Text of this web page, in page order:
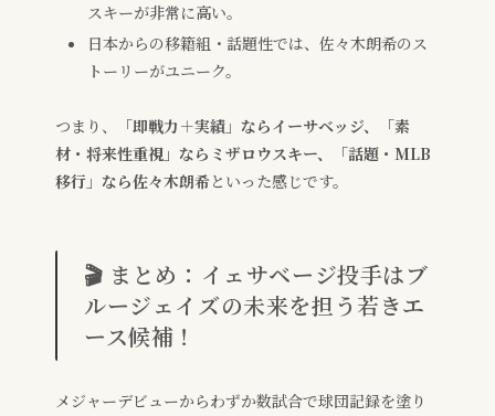
スキーが非常に高い。
日本からの移籍組・話題性では、佐々木朗希のス
トーリーがユニーク。
つまり、
「即戦力＋実績」ならイーサベッジ、「素
材・将来性重視」ならミザロウスキー、「話題・MLB
移行」なら佐々木朗希といった感じです。
🎬 まとめ：イェサベージ投手はブ
ルージェイズの未来を担う若きエ
ース候補！
メジャーデビューからわずか数試合で球団記録を塗り